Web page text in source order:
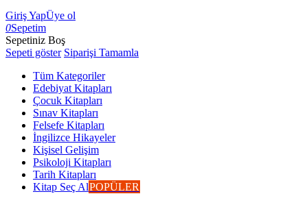
Giriş YapÜye ol
0Sepetim
Sepetiniz Boş
Sepeti göster Siparişi Tamamla
Tüm Kategoriler
Edebiyat Kitapları
Çocuk Kitapları
Sınav Kitapları
Felsefe Kitapları
İngilizce Hikayeler
Kişisel Gelişim
Psikoloji Kitapları
Tarih Kitapları
Kitap Seç AlPOPÜLER